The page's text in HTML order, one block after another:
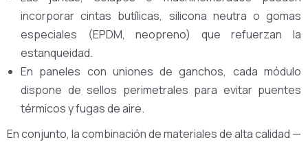
incorporar cintas butílicas, silicona neutra o gomas
especiales (EPDM, neopreno) que refuerzan la
estanqueidad.
En paneles con uniones de ganchos, cada módulo
dispone de sellos perimetrales para evitar puentes
térmicos y fugas de aire.
En conjunto, la combinación de materiales de alta calidad —